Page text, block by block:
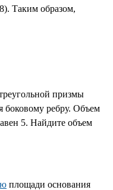
Таким образом,
призмы
боковому ребру. Объем
5. Найдите объем
площади основания